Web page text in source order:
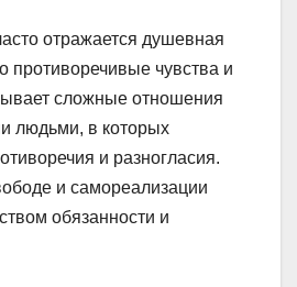
отражается душевная
противоречивые чувства и
сложные отношения
людьми, в которых
и разногласия.
и самореализации
обязанности и